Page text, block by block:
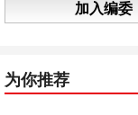
加入编委
为你推荐